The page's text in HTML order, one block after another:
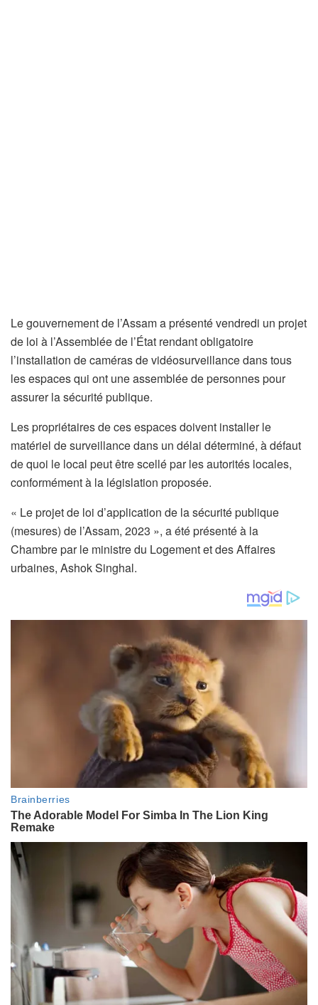
Le gouvernement de l’Assam a présenté vendredi un projet
de loi à l’Assemblée de l’État rendant obligatoire
l’installation de caméras de vidéosurveillance dans tous
les espaces qui ont une assemblée de personnes pour
assurer la sécurité publique.
Les propriétaires de ces espaces doivent installer le
matériel de surveillance dans un délai déterminé, à défaut
de quoi le local peut être scellé par les autorités locales,
conformément à la législation proposée.
« Le projet de loi d’application de la sécurité publique
(mesures) de l’Assam, 2023 », a été présenté à la
Chambre par le ministre du Logement et des Affaires
urbaines, Ashok Singhal.